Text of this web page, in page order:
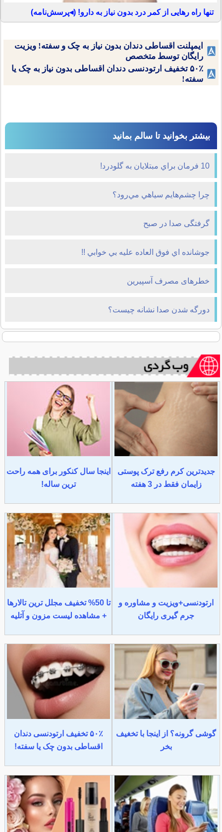
تنها راه رهایی از کمر درد بدون نیاز به دارو! (◂پرسش‌نامه)
ایمپلنت اقساطی دندان بدون نیاز به چک و سفته! ویزیت
رایگان توسط متخصص
۵۰٪ تخفیف ارتودنسی دندان اقساطی بدون نیاز به چک یا
سفته!
بیشتر بخوانید تا سالم بمانید
10 فرمان براي مبتلايان به گلودرد!
چرا چشم‌هايم سياهي مي‌رود؟
گرفتگی صدا در صبح
جوشانده اي فوق العاده عليه بي خوابي !!
خطرهای مصرف آسپیرین
دورگه شدن صدا نشانه چیست؟
جدیدترین کرم رفع ترک پوستی
زایمان فقط در 3 هفته
اینجا سال کنکور برای همه راحت
ترین ساله!
ارتودنسی+ویزیت و مشاوره و
جرم گیری رایگان
تا 50% تخفیف مجلل ترین تالارها
+ مشاهده لیست مزون و آتلیه
گوشی گرونه؟ از اینجا با تخغیف
بخر
۵۰٪ تخفیف ارتودنسی دندان
اقساطی بدون چک یا سفته!